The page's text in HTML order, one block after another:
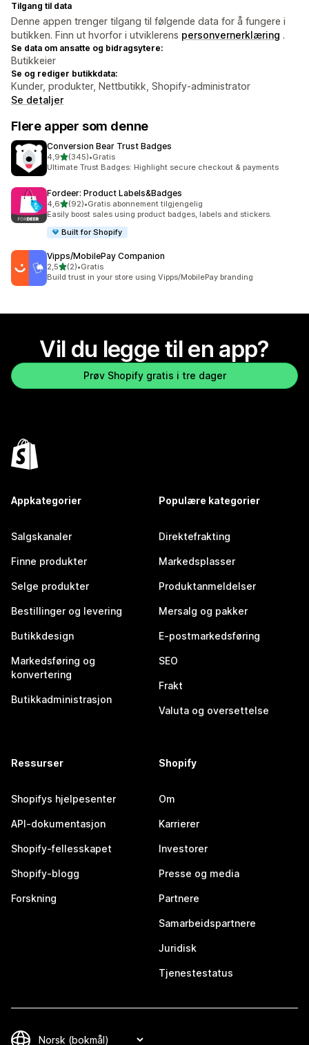
Tilgang til data
Denne appen trenger tilgang til følgende data for å fungere i
butikken. Finn ut hvorfor i utviklerens personvernerklæring .
Se data om ansatte og bidragsytere:
Butikkeier
Se og rediger butikkdata:
Kunder, produkter, Nettbutikk, Shopify-administrator
Se detaljer
Flere apper som denne
Conversion Bear Trust Badges
4,9av 5 stjerner
(345)
Totalt 345 omtaler
•Gratis
Ultimate Trust Badges: Highlight secure checkout & payments
Fordeer: Product Labels&Badges
4,6av 5 stjerner
(92)
Totalt 92 omtaler
•Gratis abonnement tilgjengelig
Easily boost sales using product badges, labels and stickers.
Built for Shopify
Vipps/MobilePay Companion
2,5av 5 stjerner
(2)
Totalt 2 omtaler
•Gratis
Build trust in your store using Vipps/MobilePay branding
Vil du legge til en app?
Prøv Shopify gratis i tre dager
Appkategorier
Salgskanaler
Finne produkter
Selge produkter
Bestillinger og levering
Butikkdesign
Markedsføring og
konvertering
Butikkadministrasjon
Populære kategorier
Direktefrakting
Markedsplasser
Produktanmeldelser
Mersalg og pakker
E-postmarkedsføring
SEO
Frakt
Valuta og oversettelse
Ressurser
Shopifys hjelpesenter
API-dokumentasjon
Shopify-fellesskapet
Shopify-blogg
Forskning
Shopify
Om
Karrierer
Investorer
Presse og media
Partnere
Samarbeidspartnere
Juridisk
Tjenestestatus